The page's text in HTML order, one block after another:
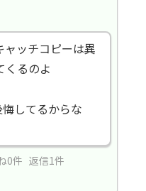
ャッチコピーは異
くるのよ
してるからな
0件 返信1件